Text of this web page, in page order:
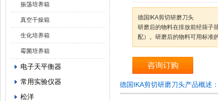
振荡培养箱
真空干燥箱
生化培养箱
霉菌培养箱
电子天平衡器
常用实验仪器
松洋
德国IKA剪切研磨刀头
研磨后的物料在排放前经筛子
配）。研磨后的物料可用标准
咨询订购
德国IKA剪切研磨刀头产品概述